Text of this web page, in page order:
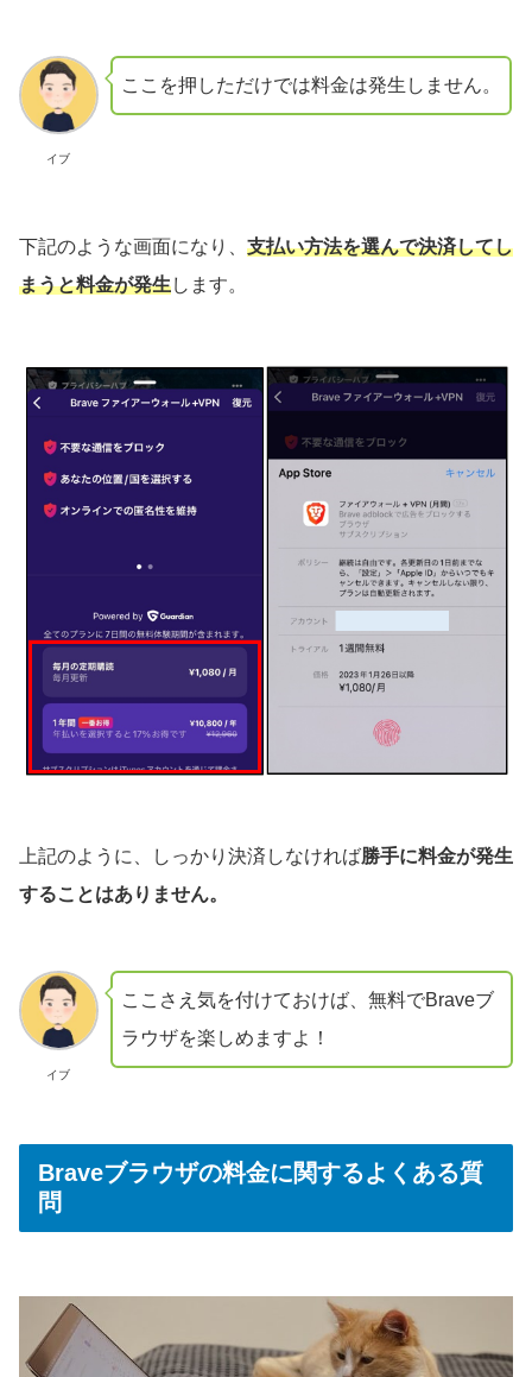
イブ
ここを押しただけでは料金は発生しません。
下記のような画面になり、 支払い方法を選んで決済してし
まうと料金が発生します。
上記のように、しっかり決済しなければ勝手に料金が発生
することはありません。
イブ
ここさえ気を付けておけば、無料でBraveブ
ラウザを楽しめますよ！
Braveブラウザの料金に関するよくある質
問